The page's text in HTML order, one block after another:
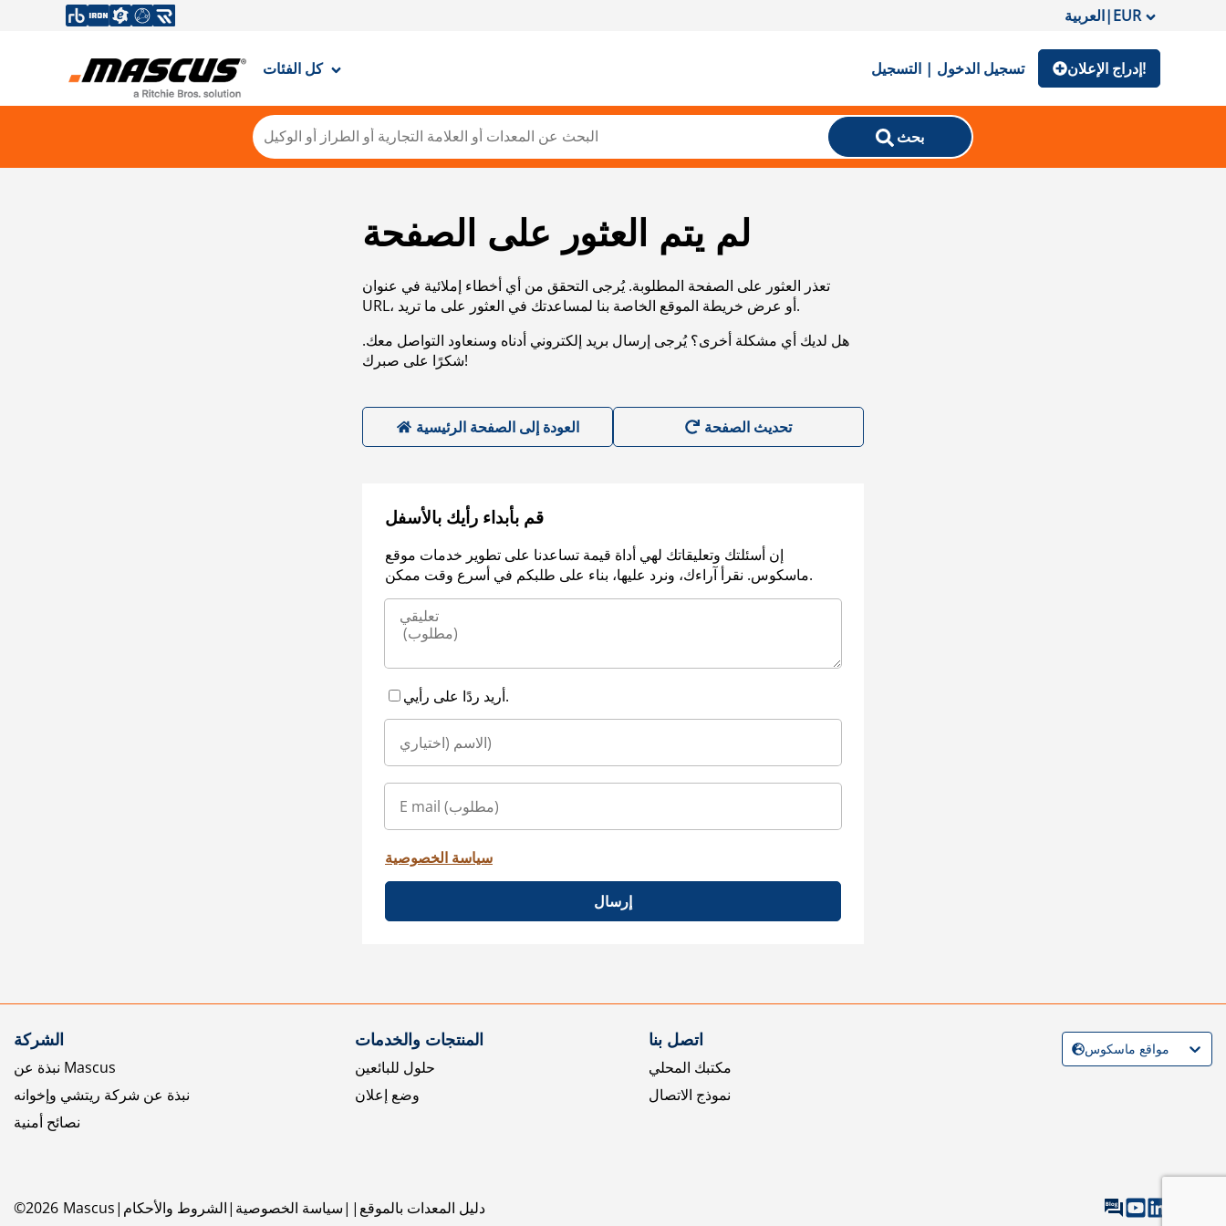
العربية|EUR
كل الفئات تسجيل الدخول | التسجيل إدراج الإعلان!
بحث
لم يتم العثور على الصفحة
تعذر العثور على الصفحة المطلوبة. يُرجى التحقق من أي أخطاء إملائية في عنوان
URL، أو عرض خريطة الموقع الخاصة بنا لمساعدتك في العثور على ما تريد.
هل لديك أي مشكلة أخرى؟ يُرجى إرسال بريد إلكتروني أدناه وسنعاود التواصل معك.
شكرًا على صبرك!
العودة إلى الصفحة الرئيسية
قم بأبداء رأيك بالأسفل
إن أسئلتك وتعليقاتك لهي أداة قيمة تساعدنا على تطوير خدمات موقع
ماسكوس. نقرأ آراءك، ونرد عليها، بناء على طلبكم في أسرع وقت ممكن.
أريد ردًا على رأيي.
سياسة الخصوصية
إرسال
الشركة
نبذة عن Mascus
نبذة عن شركة ريتشي وإخوانه
نصائح أمنية
المنتجات والخدمات
حلول للبائعين
وضع إعلان
اتصل بنا
مكتبك المحلي
نموذج الاتصال
©2026 Mascus الشروط والأحكام سياسة الخصوصية دليل المعدات بالموقع
مواقع ماسكوس